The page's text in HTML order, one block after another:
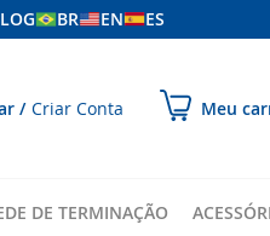
BR EN ES
Criar Conta Meu
DE TERMINAÇÃO